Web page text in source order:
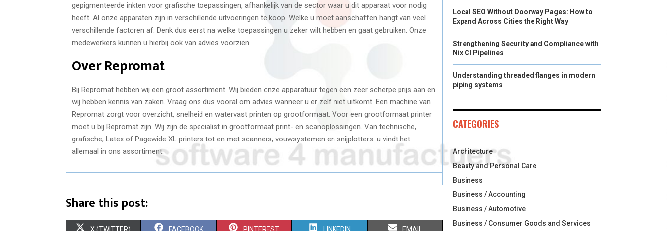
gepigmenteerde inkten voor grafische toepassingen, afhankelijk van de sector waar u dit apparaat voor nodig
heeft. Al onze apparaten zijn in verschillende uitvoeringen te koop. Welke u moet aanschaffen hangt van veel
verschillende factoren af. Denk dus eerst na welke toepassingen u zeker wilt hebben en gaat gebruiken. Onze
medewerkers kunnen u hierbij ook van advies voorzien.
Over Repromat
Bij Repromat hebben wij een groot assortiment. Wij bieden onze apparatuur tegen een zeer scherpe prijs aan en
wij hebben kennis van zaken. Vraag ons dus vooral om advies wanneer u er zelf niet uitkomt. Een machine van
Repromat zorgt voor overzicht, snelheid en watervast printen op grootformaat. Voor een grootformaat printer
moet u bij Repromat zijn. Wij zijn de specialist in grootformaat print- en scanoplossingen. Van technische,
grafische, Latex of Pagewide XL printers tot en met scanners, vouwsystemen en snijplotters: u vindt het
allemaal in ons assortiment.
Share this post:
S
X (TWITTER) S
FACEBOOK S
PINTEREST S
LINKEDIN S
EMAIL
Local SEO Without Doorway Pages: How to
Expand Across Cities the Right Way
Strengthening Security and Compliance with
Nix CI Pipelines
Understanding threaded flanges in modern
piping systems
CATEGORIES
Architecture
Beauty and Personal Care
Business
Business / Accounting
Business / Automotive
Business / Consumer Goods and Services